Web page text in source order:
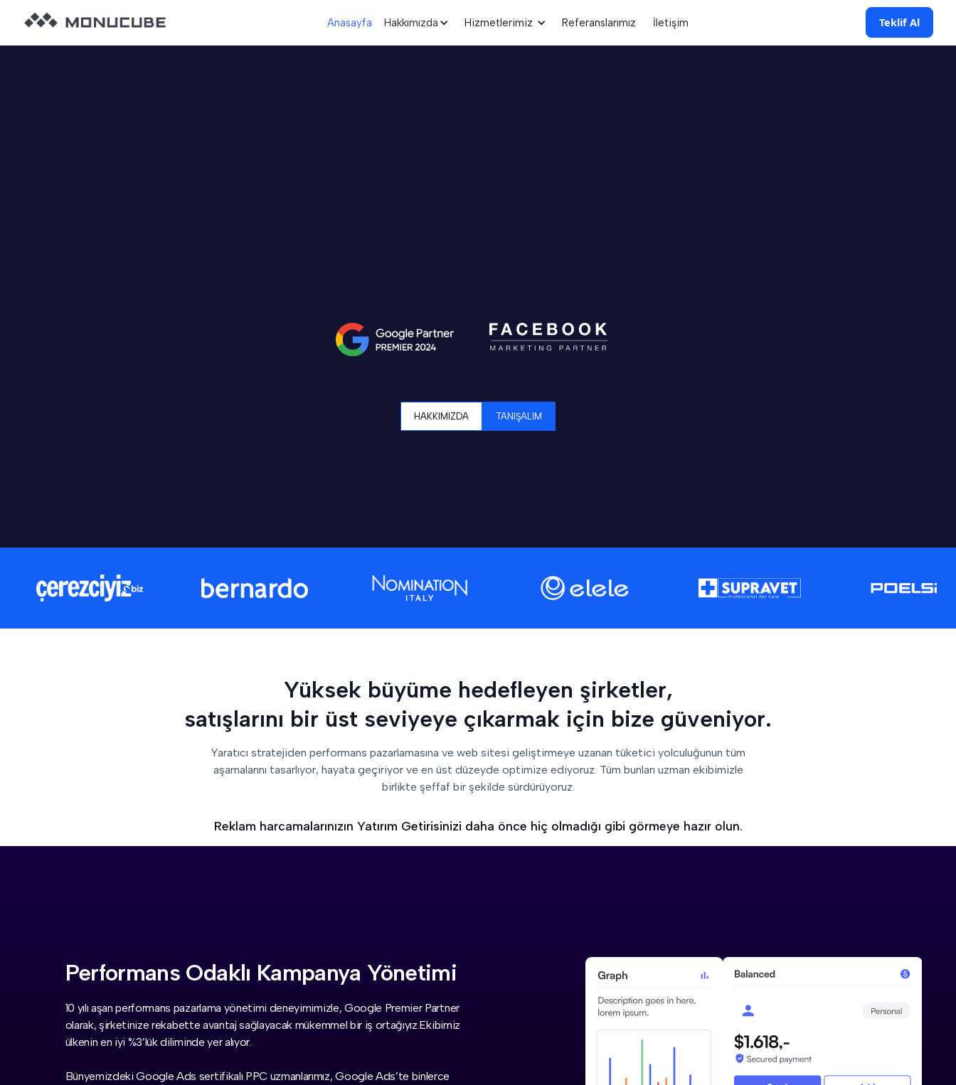
Anasayfa Hakkımızda Hizmetlerimiz Referanslarımız İletişim Teklif Al
HAKKIMIZDA TANIŞALIM
Yüksek büyüme hedefleyen şirketler,
satışlarını bir üst seviyeye çıkarmak için bize güveniyor.
Yaratıcı stratejiden performans pazarlamasına ve web sitesi geliştirmeye uzanan tüketici yolculuğunun tüm
aşamalarını tasarlıyor, hayata geçiriyor ve en üst düzeyde optimize ediyoruz. Tüm bunları uzman ekibimizle
birlikte şeffaf bir şekilde sürdürüyoruz.
Reklam harcamalarınızın Yatırım Getirisinizi daha önce hiç olmadığı gibi görmeye hazır olun.
Performans Odaklı Kampanya Yönetimi
10 yılı aşan performans pazarlama yönetimi deneyimimizle, Google Premier Partner
olarak, şirketinize rekabette avantaj sağlayacak mükemmel bir iş ortağıyız.Ekibimiz
ülkenin en iyi %3’lük diliminde yer alıyor.
Bünyemizdeki Google Ads sertifikalı PPC uzmanlarımız, Google Ads’te binlerce